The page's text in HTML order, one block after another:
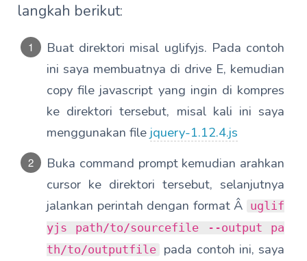
langkah berikut:
Buat direktori misal uglifyjs. Pada contoh
ini saya membuatnya di drive E, kemudian
copy file javascript yang ingin di kompres
ke direktori tersebut, misal kali ini saya
menggunakan file jquery-1.12.4.js
Buka command prompt kemudian arahkan
cursor ke direktori tersebut, selanjutnya
jalankan perintah dengan format Â
uglif
yjs path/to/sourcefile --output pa
th/to/outputfile
pada contoh ini, saya